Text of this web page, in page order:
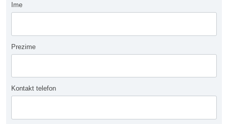
Ime
Prezime
Kontakt telefon